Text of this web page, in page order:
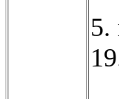
5.